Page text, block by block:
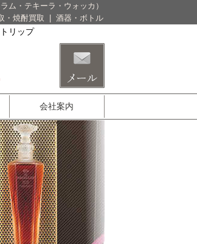
ム・テキーラ・ウォッカ）
・焼酎買取 酒器・ボトル
リップ
会社案内